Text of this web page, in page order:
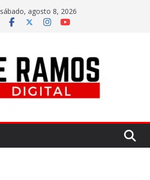
sábado, agosto 8, 2026